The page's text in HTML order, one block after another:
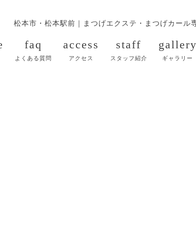
松本市・松本駅前｜ まつげエクステ・まつげカール
faq
よくある質問
access
アクセス
staff
スタッフ紹介
gallery
ギャラリー